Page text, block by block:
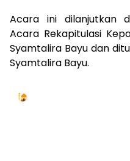
Acara ini dilanjutkan
Acara Rekapitulasi
Syamtalira Bayu dan
Syamtalira Bayu.